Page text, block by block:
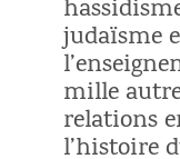
judaïsme
mille
relations
l’histoire